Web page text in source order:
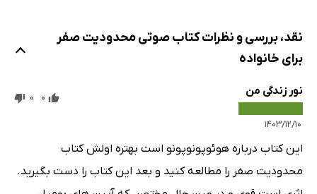
نقد، بررسی و نظرات کتاب صوتی محدودیت صفر
برای خانواده
نور زندگی من
۱۴۰۳/۱۲/۱۰
0
0
این کتاب درباره هوئوپونوپونو است بهتره اولش کتاب
محدودیت صفر را مطالعه کنید و بعد این کتاب را دست بگیرید.